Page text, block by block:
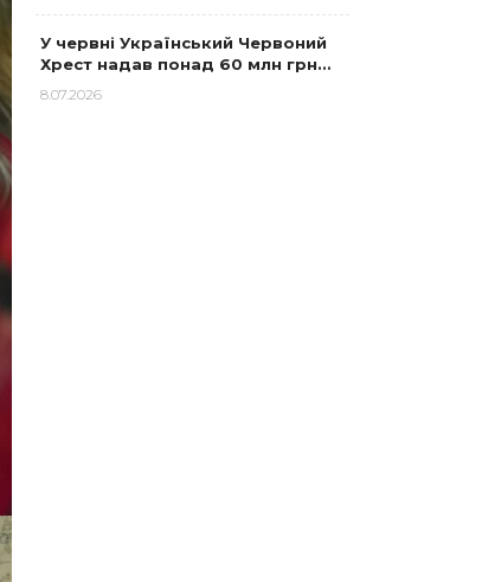
У червні Український Червоний
Хрест надав понад 60 млн грн…
8.07.2026